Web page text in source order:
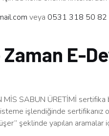
veya 0531 318 50 82
E-
MİS SABUN ÜRETİMİ
işlendiğinde
şeklinde yapılan aramalar